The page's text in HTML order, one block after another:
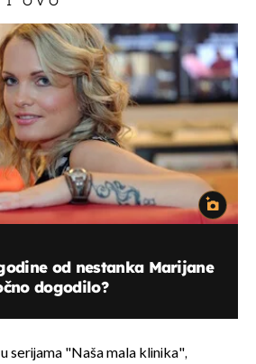
od nestanka Marijane
dogodilo?
serijama "Naša mala klinika",